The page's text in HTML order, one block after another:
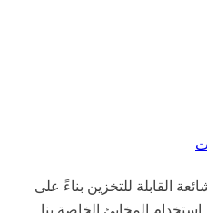
للمواد الشائعة القابلة للتخزين بناءً على
استخدام المخابئ الخاصة بنا.